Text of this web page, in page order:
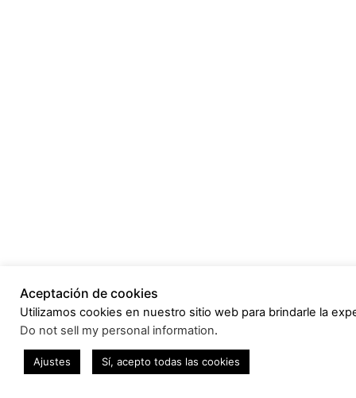
Aceptación de cookies
Utilizamos cookies en nuestro sitio web para brindarle la
Do not sell my personal information.
Ajustes Sí, acepto todas las cookies